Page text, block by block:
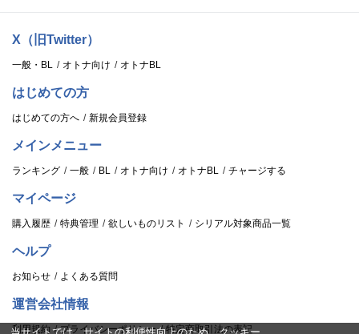
X（旧Twitter）
一般・BL オトナ向け オトナBL
はじめての方
はじめての方へ 新規会員登録
メインメニュー
ランキング 一般 BL オトナ向け オトナBL チャージする
マイページ
購入履歴 特典管理 欲しいものリスト シリアル対象商品一覧
ヘルプ
お知らせ よくある質問
運営会社情報
利用規約 プライバシーポリシー 特定商取引法の表記